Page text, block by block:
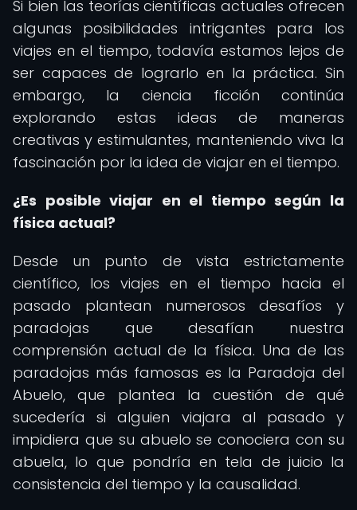
Si bien las teorías científicas actuales ofrecen
algunas posibilidades intrigantes para los
viajes en el tiempo, todavía estamos lejos de
ser capaces de lograrlo en la práctica. Sin
embargo, la ciencia ficción continúa
explorando estas ideas de maneras
creativas y estimulantes, manteniendo viva la
fascinación por la idea de viajar en el tiempo.
¿Es posible viajar en el tiempo según la
física actual?
Desde un punto de vista estrictamente
científico, los viajes en el tiempo hacia el
pasado plantean numerosos desafíos y
paradojas que desafían nuestra
comprensión actual de la física. Una de las
paradojas más famosas es la Paradoja del
Abuelo, que plantea la cuestión de qué
sucedería si alguien viajara al pasado y
impidiera que su abuelo se conociera con su
abuela, lo que pondría en tela de juicio la
consistencia del tiempo y la causalidad.